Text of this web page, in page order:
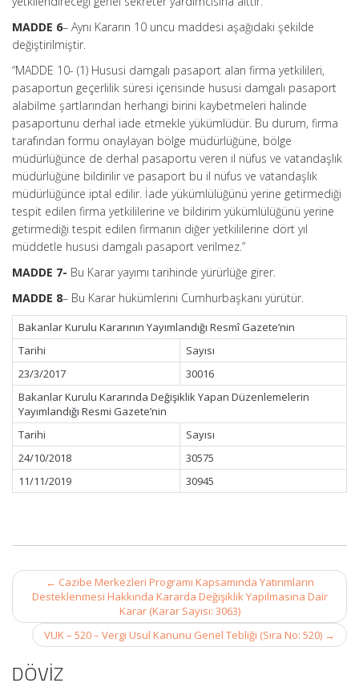
MADDE 6– Aynı Kararın 10 uncu maddesi aşağıdaki şekilde
değiştirilmiştir.
“MADDE 10- (1) Hususi damgalı pasaport alan firma yetkilileri,
pasaportun geçerlilik süresi içerisinde hususi damgalı pasaport
alabilme şartlarından herhangi birini kaybetmeleri halinde
pasaportunu derhal iade etmekle yükümlüdür. Bu durum, firma
tarafından formu onaylayan bölge müdürlüğüne, bölge
müdürlüğünce de derhal pasaportu veren il nüfus ve vatandaşlık
müdürlüğüne bildirilir ve pasaport bu il nüfus ve vatandaşlık
müdürlüğünce iptal edilir. İade yükümlülüğünü yerine getirmediği
tespit edilen firma yetkililerine ve bildirim yükümlülüğünü yerine
getirmediği tespit edilen firmanın diğer yetkililerine dört yıl
müddetle hususi damgalı pasaport verilmez.”
MADDE 7- Bu Karar yayımı tarihinde yürürlüğe girer.
MADDE 8– Bu Karar hükümlerini Cumhurbaşkanı yürütür.
Bakanlar Kurulu Kararının Yayımlandığı Resmî Gazete’nin
Tarihi
Sayısı
23/3/2017
30016
Bakanlar Kurulu Kararında Değişiklik Yapan Düzenlemelerin
Yayımlandığı Resmi Gazete’nin
Tarihi
Sayısı
24/10/2018
30575
11/11/2019
30945
Post
navigation
← Cazibe Merkezleri Programı Kapsamında Yatırımların
Desteklenmesi Hakkında Kararda Değişiklik Yapılmasına Dair
Karar (Karar Sayısı: 3063)
VUK – 520 – Vergi Usul Kanunu Genel Tebliği (Sıra No: 520) →
DÖVİZ